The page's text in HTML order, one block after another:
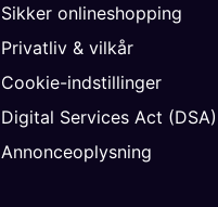
Sikker onlineshopping
Privatliv & vilkår
Cookie-indstillinger
Digital Services Act (DSA)
Annonceoplysning